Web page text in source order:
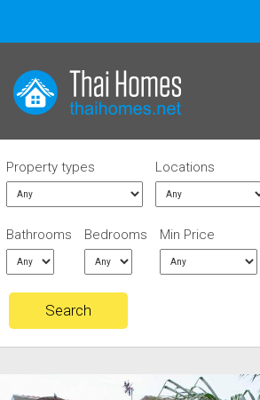
Property types Locations
Bathrooms Bedrooms Min Price